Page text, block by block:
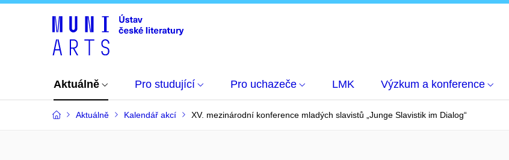
Aktuálně Pro studující Pro uchazeče LMK Výzkum a konference
Aktuálně Kalendář akcí XV. mezinárodní konference mladých slavistů „Junge Slavistik im Dialog“